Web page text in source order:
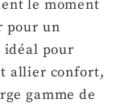
le moment
pour un
pour
allier confort,
gamme de